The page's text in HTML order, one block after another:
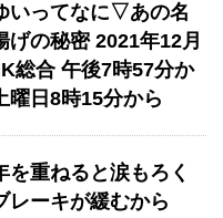
いってなに▽あの名
の秘密 2021年12月
総合 午後7時57分か
曜日8時15分から
を重ねると涙もろく
ーキが緩むから